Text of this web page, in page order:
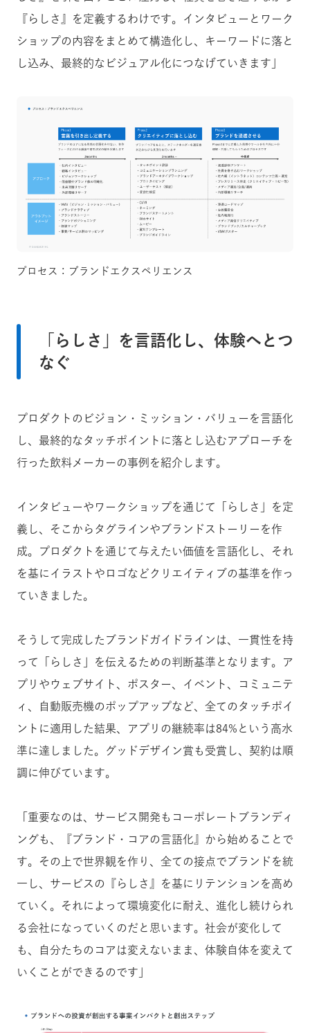
『らしさ』を定義するわけです。インタビューとワーク
ショップの内容をまとめて構造化し、キーワードに落と
し込み、最終的なビジュアル化につなげていきます」
プロセス：ブランドエクスペリエンス
「らしさ」を言語化し、体験へとつ
なぐ
プロダクトのビジョン・ミッション・バリューを言語化
し、最終的なタッチポイントに落とし込むアプローチを
行った飲料メーカーの事例を紹介します。
インタビューやワークショップを通じて「らしさ」を定
義し、そこからタグラインやブランドストーリーを作
成。プロダクトを通じて与えたい価値を言語化し、それ
を基にイラストやロゴなどクリエイティブの基準を作っ
ていきました。
そうして完成したブランドガイドラインは、一貫性を持
って「らしさ」を伝えるための判断基準となります。ア
プリやウェブサイト、ポスター、イベント、コミュニテ
ィ、自動販売機のポップアップなど、全てのタッチポイ
ントに適用した結果、アプリの継続率は84%という高水
準に達しました。グッドデザイン賞も受賞し、契約は順
調に伸びています。
「重要なのは、サービス開発もコーポレートブランディ
ングも、『ブランド・コアの言語化』から始めることで
す。その上で世界観を作り、全ての接点でブランドを統
一し、サービスの『らしさ』を基にリテンションを高め
ていく。それによって環境変化に耐え、進化し続けられ
る会社になっていくのだと思います。社会が変化して
も、自分たちのコアは変えないまま、体験自体を変えて
いくことができるのです」